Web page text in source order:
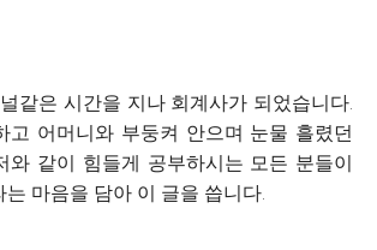
같은 시간을 지나 회계사가 되었습니다.
고 어머니와 부둥켜 안으며 눈물 흘렸던
와 같이 힘들게 공부하시는 모든 분들이
마음을 담아 이 글을 씁니다.